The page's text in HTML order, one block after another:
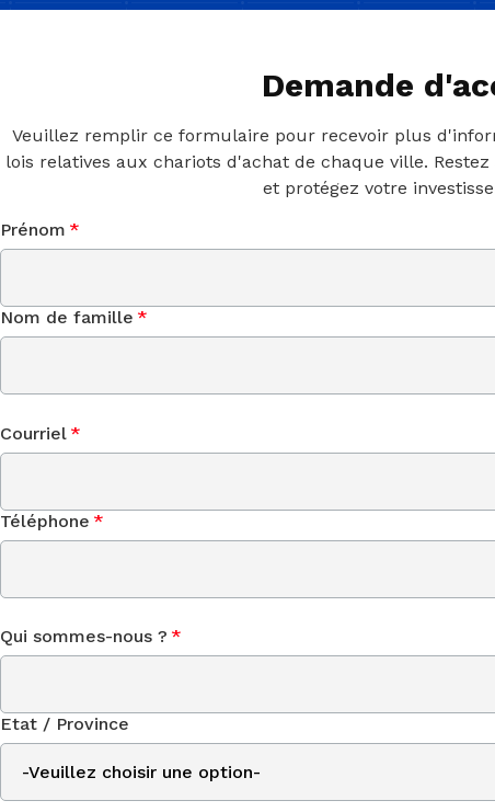
Demande
Veuillez remplir ce formulaire pour recevoir plus
lois relatives aux chariots d'achat de chaque ville.
et protégez votre
Prénom *
Nom de famille *
Courriel *
Téléphone *
Qui sommes-nous ? *
Etat / Province